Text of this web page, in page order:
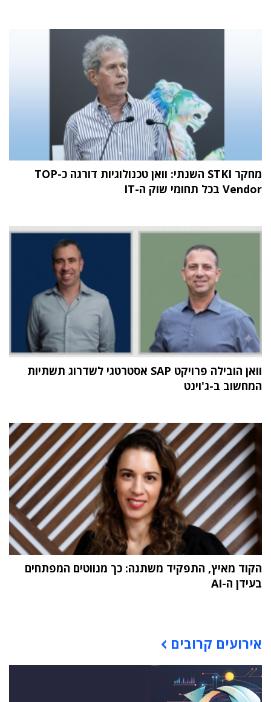
מחקר STKI השנתי: וואן טכנולוגיות דורגה כ-TOP
Vendor בכל תחומי שוק ה-IT
וואן הובילה פרויקט SAP אסטרטגי לשדרוג תשתיות
המחשוב ב-ג'וינט
הקוד מאיץ, התפקיד משתנה: כך מנווטים המפתחים
בעידן ה-AI
אירועים קרובים